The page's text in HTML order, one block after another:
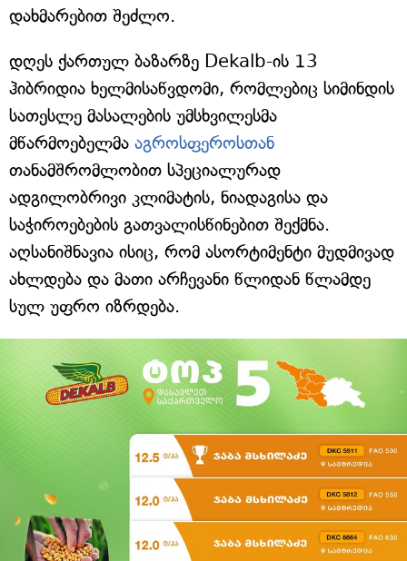
დახმარებით შეძლო.
დღეს ქართულ ბაზარზე Dekalb-ის 13
ჰიბრიდია ხელმისაწვდომი, რომლებიც სიმინდის
სათესლე მასალების უმსხვილესმა
მწარმოებელმა აგროსფეროსთან
თანამშრომლობით სპეციალურად
ადგილობრივი კლიმატის, ნიადაგისა და
საჭიროებების გათვალისწინებით შექმნა.
აღსანიშნავია ისიც, რომ ასორტიმენტი მუდმივად
ახლდება და მათი არჩევანი წლიდან წლამდე
სულ უფრო იზრდება.